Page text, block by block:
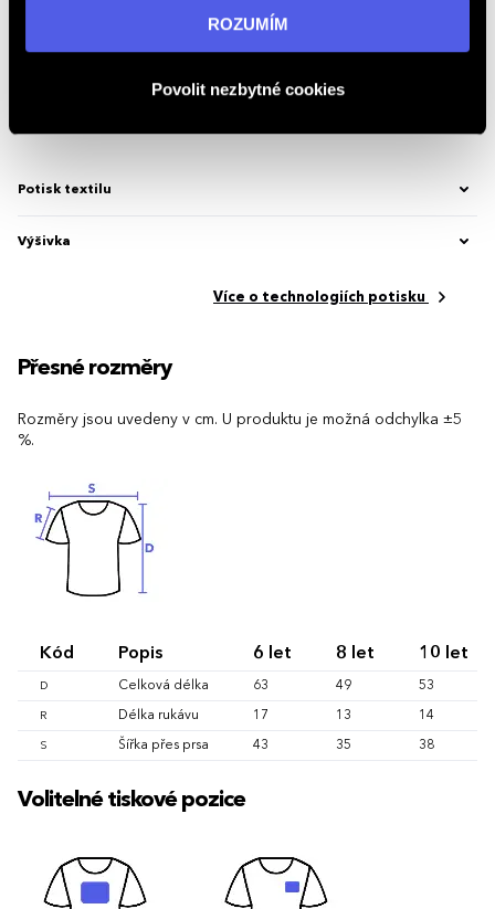
informací navštivte naši stránkuzásadách ochrany
ROZUMÍM
Povolit nezbytné cookies
Malfini / Adler
Potisk textilu
Výšivka
Více o technologiích potisku
Přesné rozměry
Rozměry jsou uvedeny v cm. U produktu je možná odchylka ±5
%.
Kód Popis 6 let 8 let 10 let
D Celková délka 63 49 53
R Délka rukávu 17 13 14
S Šířka přes prsa 43 35 38
Volitelné tiskové pozice